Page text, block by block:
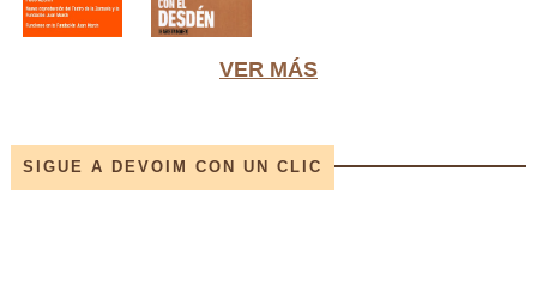
VER MÁS
SIGUE A DEVOIM CON UN CLIC